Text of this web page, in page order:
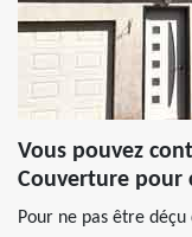
Vous pouvez
Couverture pour
Pour ne pas être